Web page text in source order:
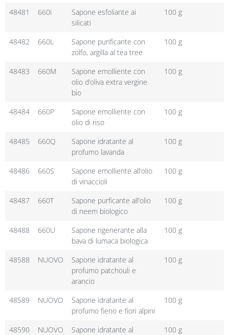
48481 660I
Sapone esfoliante ai
silicati
100 g
48482 660L
Sapone purificante con
zolfo, argilla al tea tree
100 g
48483 660M
Sapone emolliente con
olio d’oliva extra vergine
bio
100 g
48484 660P
Sapone emolliente con
olio di riso
100 g
48485 660Q
Sapone idratante al
profumo lavanda
100 g
48486 660S
Sapone emolliente all’olio
di vinaccioli
100 g
48487 660T
Sapone purficante all’olio
di neem biologico
100 g
48488 660U
Sapone rigenerante alla
bava di lumaca biologica
100 g
48588 NUOVO
Sapone idratante al
profumo patchouli e
arancio
100 g
48589 NUOVO
Sapone idratante al
profumo fieno e fiori alpini
100 g
48590 NUOVO
Sapone idratante al
100 g